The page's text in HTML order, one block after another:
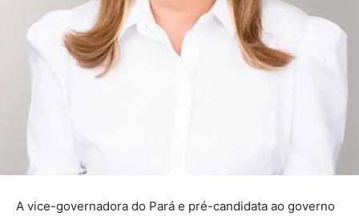
A vice-governadora do Pará e pré-candidata ao governo